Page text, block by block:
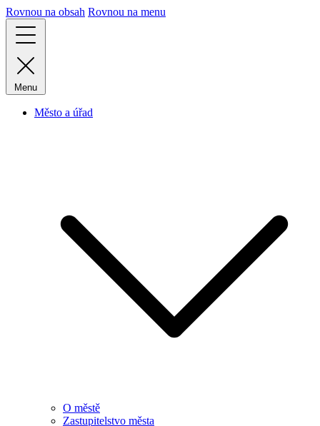
Rovnou na obsah Rovnou na menu
Menu
Město a úřad
O městě
Zastupitelstvo města